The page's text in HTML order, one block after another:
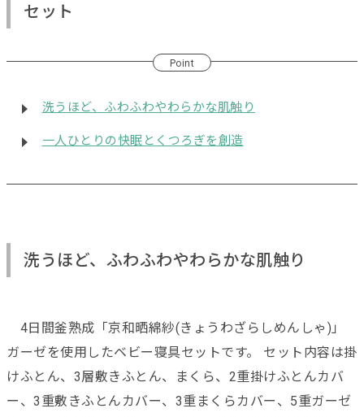
セット
Point
洗うほど、ふわふわやわらかな肌触り
一人ひとりの快眠とくつろぎを創造
洗うほど、ふわふわやわらかな肌触り
4日間釜熟成「京和晒綿紗(きょうわざらしめんしゃ)」
ガーゼを使用したベビー寝具セットです。 セット内容は掛
けふとん、3層敷きふとん、まくら、2重掛けふとんカバ
ー、3重敷きふとんカバー、3重まくらカバー、5重ガーゼ